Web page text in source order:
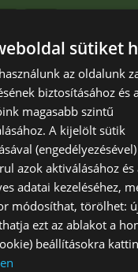
new products and
Unsubscribe
+ 36 1
+ 36 30
sütiket
az oldalunk
biztosításához és
magasabb szintű
A kijelölt sütik
(engedélyezésével)
azok aktiválásához és
adatai kezeléséhez,
módosíthat, törölhet:
ezt az ablakot a
beállításokra